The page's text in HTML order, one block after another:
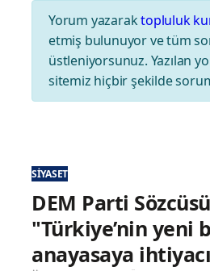
Yorum yazaraktopluluk
etmiş bulunuyor ve tüm
üstleniyorsunuz. Yazılan
sitemiz hiçbir şekilde
SIYASET
DEM Parti
"Türkiye’nin yeni
anayasaya